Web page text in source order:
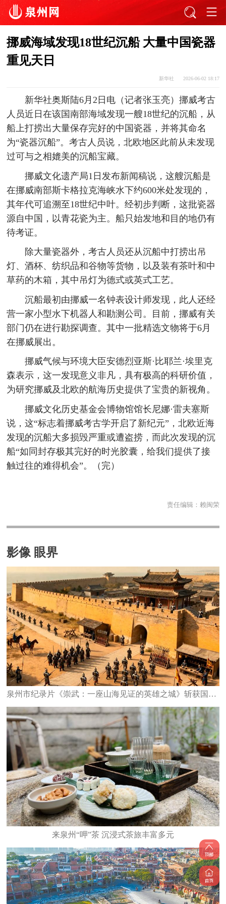
挪威海域发现18世纪沉船 大量中国瓷器
重见天日
新华社 2026-06-02 18:17
新华社奥斯陆6月2日电（记者张玉亮）挪威考古
人员近日在该国南部海域发现一艘18世纪的沉船，从
船上打捞出大量保存完好的中国瓷器，并将其命名
为“瓷器沉船”。考古人员说，北欧地区此前从未发现
过可与之相媲美的沉船宝藏。
挪威文化遗产局1日发布新闻稿说，这艘沉船是
在挪威南部斯卡格拉克海峡水下约600米处发现的，
其年代可追溯至18世纪中叶。经初步判断，这批瓷器
源自中国，以青花瓷为主。船只始发地和目的地仍有
待考证。
除大量瓷器外，考古人员还从沉船中打捞出吊
灯、酒杯、纺织品和谷物等货物，以及装有茶叶和中
草药的木箱，其中吊灯为德式或英式工艺。
沉船最初由挪威一名钟表设计师发现，此人还经
营一家小型水下机器人和勘测公司。目前，挪威有关
部门仍在进行勘探调查。其中一批精选文物将于6月
在挪威展出。
挪威气候与环境大臣安德烈亚斯·比耶兰·埃里克
森表示，这一发现意义非凡，具有极高的科研价值，
为研究挪威及北欧的航海历史提供了宝贵的新视角。
挪威文化历史基金会博物馆馆长尼娜·雷夫塞斯
说，这“标志着挪威考古学开启了新纪元”，北欧近海
发现的沉船大多损毁严重或遭盗捞，而此次发现的沉
船“如同封存极其完好的时光胶囊，给我们提供了接
触过往的难得机会”。（完）
责任编辑： 赖闽荣
影像 眼界
泉州市纪录片《崇武：一座山海见证的英雄之城》斩获国家级大奖
来泉州“呷”茶 沉浸式茶旅丰富多元